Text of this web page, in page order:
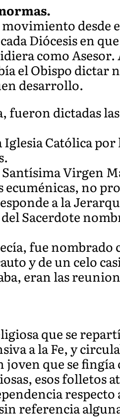
desde
Diócesis en
como
el Obispo dictar
desarrollo.
fueron dictadas
Católica por
Virgen
no
a la
Sacerdote
fue nombrado
y de un celo
eran las
que se
a la Fe, y
que se
esos folletos
referencia